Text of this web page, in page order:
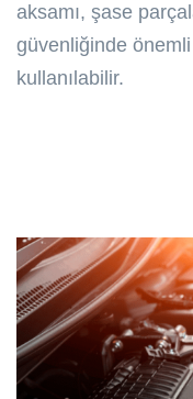
aksamı, şase
güvenliğinde
kullanılabilir.